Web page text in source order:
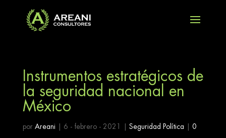
Instrumentos estratégicos de
la seguridad nacional en
México
por Areani 6 - febrero - 2021 Seguridad Política 0